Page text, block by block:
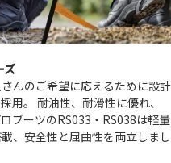
ズ
んのご希望に応えるために設計
用。 耐油性、耐滑性に優れ、
ブーツのRS033・RS038は軽量
、安全性と屈曲性を両立しまし